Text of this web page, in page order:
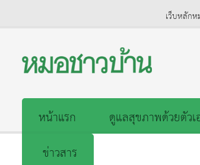
เว็บหลัก
หน้าแรก ดูแลสุขภาพด้วยตัวเ
ข่าวสาร